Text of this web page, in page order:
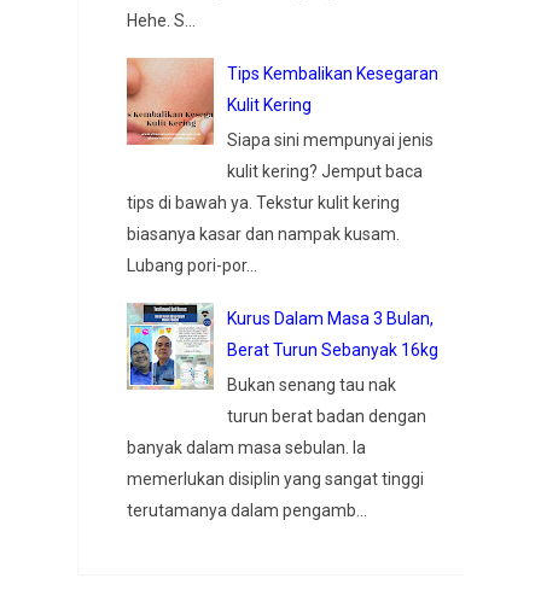
Hehe. S...
Tips Kembalikan Kesegaran
Kulit Kering
Siapa sini mempunyai jenis
kulit kering? Jemput baca
tips di bawah ya. Tekstur kulit kering
biasanya kasar dan nampak kusam.
Lubang pori-por...
Kurus Dalam Masa 3 Bulan,
Berat Turun Sebanyak 16kg
Bukan senang tau nak
turun berat badan dengan
banyak dalam masa sebulan. Ia
memerlukan disiplin yang sangat tinggi
terutamanya dalam pengamb...